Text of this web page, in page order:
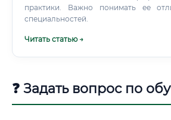
практики. Важно понимать ее
специальностей.
Читать статью →
❓ Задать вопрос по